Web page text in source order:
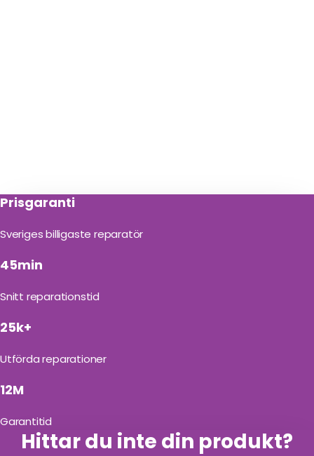
Prisgaranti
Sveriges billigaste reparatör
45min
Snitt reparationstid
25k+
Utförda reparationer
12M
Garantitid
Hittar du inte din produkt?